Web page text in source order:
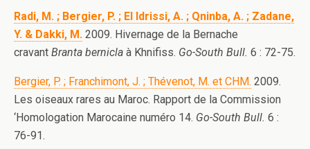
Radi, M. ; Bergier, P. ; El Idrissi, A. ; Qninba, A. ; Zadane,
Y. & Dakki, M. 2009. Hivernage de la Bernache
cravant Branta bernicla à Khnifiss. Go-South Bull. 6 : 72-75.
Bergier, P. ; Franchimont, J. ; Thévenot, M. et CHM. 2009.
Les oiseaux rares au Maroc. Rapport de la Commission
‘Homologation Marocaine numéro 14. Go-South Bull. 6 :
76-91.